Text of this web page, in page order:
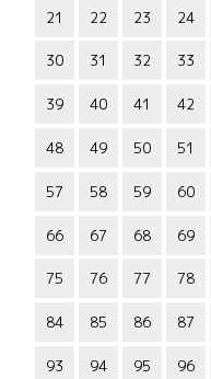
21 22 23 24
30 31 32 33
39 40 41 42
48 49 50 51
57 58 59 60
66 67 68 69
75 76 77 78
84 85 86 87
93 94 95 96